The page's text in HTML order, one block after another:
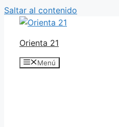
Saltar al contenido
Orienta 21
Menú